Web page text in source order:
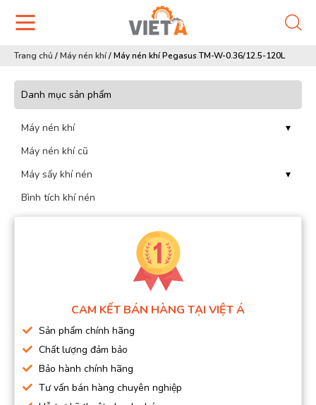
Trang chủ /Máy nén khí/Máy nén khí Pegasus TM-W-0.36/12.5-120L
Danh mục sản phẩm
Máy nén khí
▾
Máy nén khí cũ
Máy sấy khí nén
▾
Bình tích khí nén
CAM KẾT BÁN HÀNG TẠI VIỆT Á
Sản phẩm chính hãng
Chất lượng đảm bảo
Bảo hành chính hãng
Tư vấn bán hàng chuyên nghiệp